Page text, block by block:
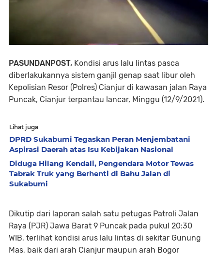
PASUNDANPOST, Kondisi arus lalu lintas pasca
diberlakukannya sistem ganjil genap saat libur oleh
Kepolisian Resor (Polres) Cianjur di kawasan jalan Raya
Puncak, Cianjur terpantau lancar, Minggu (12/9/2021).
Lihat juga
DPRD Sukabumi Tegaskan Peran Menjembatani
Aspirasi Daerah atas Isu Kebijakan Nasional
Diduga Hilang Kendali, Pengendara Motor Tewas
Tabrak Truk yang Berhenti di Bahu Jalan di
Sukabumi
Dikutip dari laporan salah satu petugas Patroli Jalan
Raya (PJR) Jawa Barat 9 Puncak pada pukul 20:30
WIB, terlihat kondisi arus lalu lintas di sekitar Gunung
Mas, baik dari arah Cianjur maupun arah Bogor